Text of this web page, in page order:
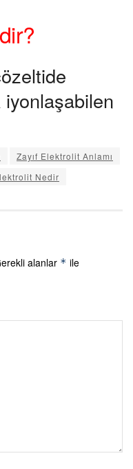
Zayıf Elektrolit Anlamı
Nedir
alanlar * ile